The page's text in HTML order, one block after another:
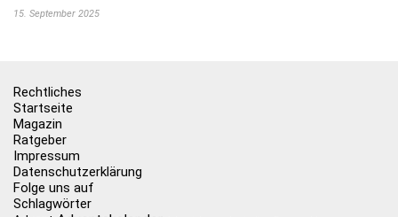
15. September 2025
Rechtliches
Startseite
Magazin
Ratgeber
Impressum
Datenschutzerklärung
Folge uns auf
Schlagwörter